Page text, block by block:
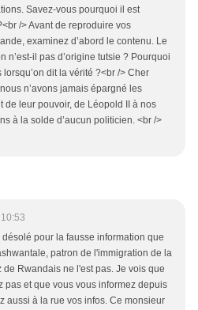
Savez-vous pourquoi il est
/> Avant de reproduire vos
examinez d’abord le contenu. Le
n’est-il pas d’origine tutsie ? Pourquoi
dit la vérité ?<br /> Cher
n’avons jamais épargné les
de leur pouvoir, de Léopold II à nos
à la solde d’aucun politicien. <br />
pour la fausse information que
patron de l'immigration de la
de Rwandais ne l'est pas. Je vois que
pas et que vous vous informez depuis
aussi à la rue vos infos. Ce monsieur